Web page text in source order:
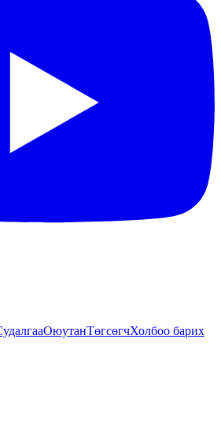
ОюутанТөгсөгчХолбоо барих